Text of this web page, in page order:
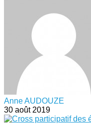
Anne AUDOUZE
30 août 2019